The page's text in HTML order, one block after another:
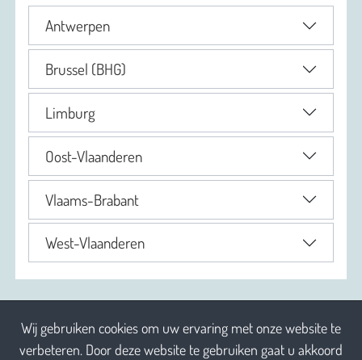
Wij gebruiken cookies om uw ervaring met onze website te
verbeteren. Door deze website te gebruiken gaat u akkoord
Antwerpen
Brussel (BHG)
Limburg
Oost-Vlaanderen
Vlaams-Brabant
West-Vlaanderen